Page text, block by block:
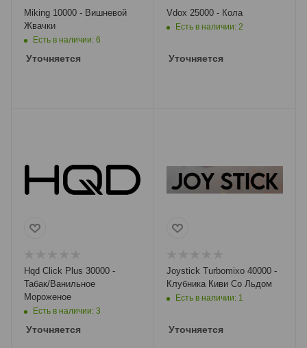
Miking 10000 - Вишневой
Жвачки
Есть в наличии: 6
Уточняется
Vdox 25000 - Кола
Есть в наличии: 2
Уточняется
Hqd Click Plus 30000 -
Табак/Ванильное
Мороженое
Есть в наличии: 3
Уточняется
Joystick Turbomixo 40000 -
Клубника Киви Со Льдом
Есть в наличии: 1
Уточняется